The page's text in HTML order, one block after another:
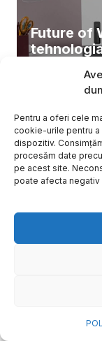
Pentru a oferi cele
cookie-urile pentru
dispozitiv.
procesăm date
pe acest site.
poate afecta negativ
Future of
Anca